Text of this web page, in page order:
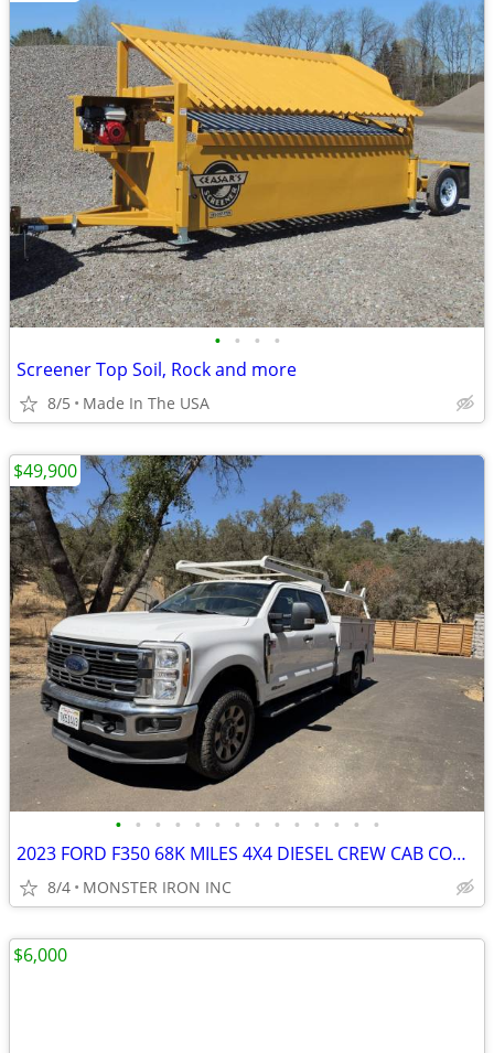
• • • •
Screener Top Soil, Rock and more
8/5 Made In The USA
• • • • • • • • • • • • • •
2023 FORD F350 68K MILES 4X4 DIESEL CREW CAB CONTRACTOR BODY
8/4 MONSTER IRON INC
$49,900
$6,000